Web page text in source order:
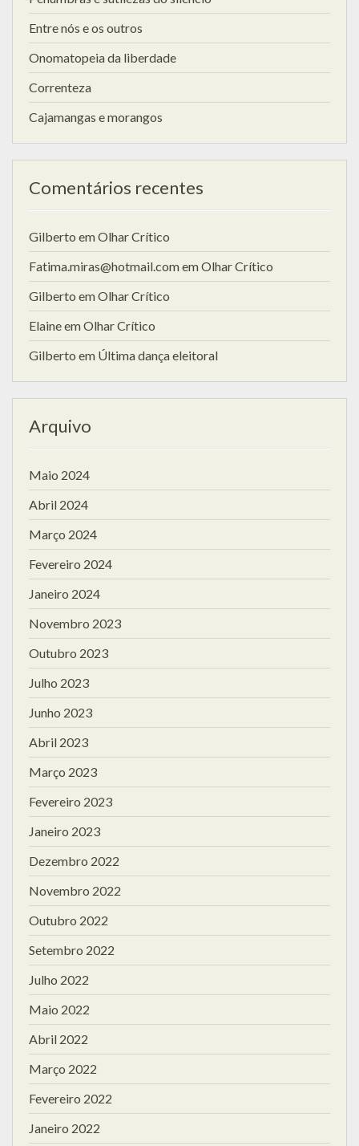
Entre nós e os outros
Onomatopeia da liberdade
Correnteza
Cajamangas e morangos
Comentários recentes
Gilberto emOlhar Crítico
Fatima.miras@hotmail.comemOlhar Crítico
Gilberto emOlhar Crítico
ElaineemOlhar Crítico
Gilberto em Última dança eleitoral
Arquivo
Maio 2024
Abril 2024
Março 2024
Fevereiro 2024
Janeiro 2024
Novembro 2023
Outubro 2023
Julho 2023
Junho 2023
Abril 2023
Março 2023
Fevereiro 2023
Janeiro 2023
Dezembro 2022
Novembro 2022
Outubro 2022
Setembro 2022
Julho 2022
Maio 2022
Abril 2022
Março 2022
Fevereiro 2022
Janeiro 2022